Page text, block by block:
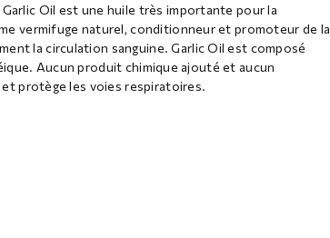
Oil est une huile très importante pour la
vermifuge naturel, conditionneur et promoteur de la
la circulation sanguine. Garlic Oil est composé
Aucun produit chimique ajouté et aucun
protège les voies respiratoires.